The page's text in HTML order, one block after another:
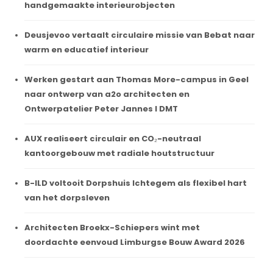
handgemaakte interieurobjecten
Deusjevoo vertaalt circulaire missie van Bebat naar
warm en educatief interieur
Werken gestart aan Thomas More-campus in Geel
naar ontwerp van a2o architecten en
Ontwerpatelier Peter Jannes I DMT
AUX realiseert circulair en CO₂-neutraal
kantoorgebouw met radiale houtstructuur
B-ILD voltooit Dorpshuis Ichtegem als flexibel hart
van het dorpsleven
Architecten Broekx-Schiepers wint met
doordachte eenvoud Limburgse Bouw Award 2026